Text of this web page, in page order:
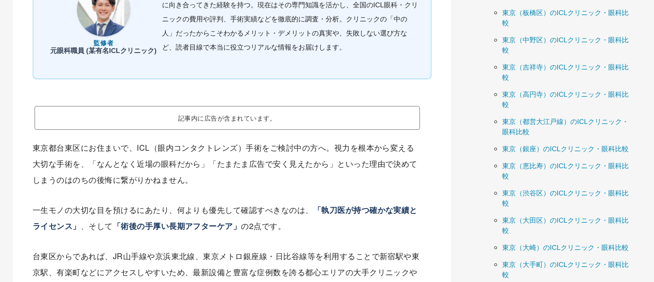
監修者
元眼科職員 (某有名ICLクリニック)
に向き合ってきた経験を持つ。現在はその専門知識を活かし、全国のICL眼科・クリ
ニックの費用や評判、手術実績などを徹底的に調査・分析。クリニックの「中の
人」だったからこそわかるメリット・デメリットの真実や、失敗しない選び方な
ど、読者目線で本当に役立つリアルな情報をお届けします。
記事内に広告が含まれています。
東京都台東区にお住まいで、ICL（眼内コンタクトレンズ）手術をご検討中の方へ。視力を根本から変える
大切な手術を、「なんとなく近場の眼科だから」「たまたま広告で安く見えたから」といった理由で決めて
しまうのはのちの後悔に繋がりかねません。
一生モノの大切な目を預けるにあたり、何よりも優先して確認すべきなのは、
「執刀医が持つ確かな実績と
ライセンス」 、そして 「術後の手厚い長期アフターケア」の2点です。
台東区からであれば、JR山手線や京浜東北線、東京メトロ銀座線・日比谷線等を利用することで新宿駅や東
京駅、有楽町などにアクセスしやすいため、最新設備と豊富な症例数を誇る都心エリアの大手クリニックや
東京（板橋区）のICLクリニック・眼科比
較
東京（中野区）のICLクリニック・眼科比
較
東京（吉祥寺）のICLクリニック・眼科比
較
東京（高円寺）のICLクリニック・眼科比
較
東京（都営大江戸線）のICLクリニック・
眼科比較
東京（銀座）のICLクリニック・眼科比較
東京（恵比寿）のICLクリニック・眼科比
較
東京（渋谷区）のICLクリニック・眼科比
較
東京（大田区）のICLクリニック・眼科比
較
東京（大崎）のICLクリニック・眼科比較
東京（大手町）のICLクリニック・眼科比
較